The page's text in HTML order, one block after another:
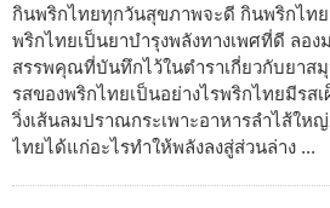
กินพริกไทยทุกวันสุขภาพจะดี กินพริกไท
พริกไทยเป็นยาบำรุงพลังทางเพศที่ดี ล
สรรพคุณที่บันทึกไว้ในตำราเกี่ยวกับยา
รสของพริกไทยเป็นอย่างไรพริกไทยมีร
วิ่งเส้นลมปราณกระเพาะอาหารลำไส้ใ
ไทยได้แก่อะไรทำให้พลังลงสู่ส่วนล่าง ...